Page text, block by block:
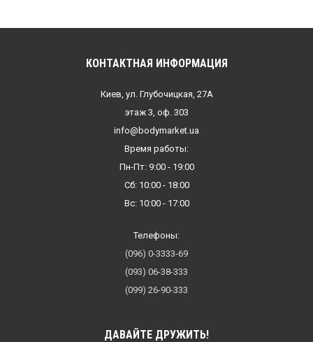
КОНТАКТНАЯ ИНФОРМАЦИЯ
Киев, ул. Глубочицкая, 27А
этаж 3, оф. 303
info@bodymarket.ua
Время работы:
Пн-Пт: 9:00 - 19:00
Сб: 10:00 - 18:00
Вс: 10:00 - 17:00
Телефоны:
(096) 0-3333-69
(093) 06-38-333
(099) 26-90-333
ДАВАЙТЕ ДРУЖИТЬ!